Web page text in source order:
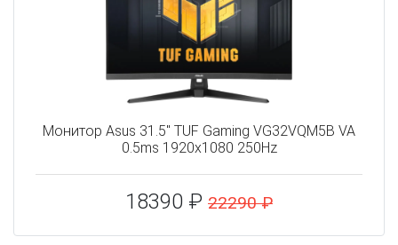
Монитор Asus 31.5" TUF Gaming VG32VQM5B VA
0.5ms 1920x1080 250Hz
18390 ₽ 22290 ₽